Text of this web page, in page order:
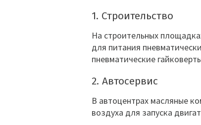
1. Строительство
На строительных
для питания
пневматические
2. Автосервис
В автоцентрах масляные
воздуха для запуска